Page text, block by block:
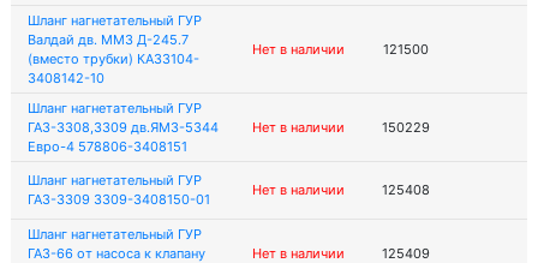
Шланг нагнетательный ГУР
Валдай дв. ММЗ Д-245.7
(вместо трубки) КА33104-
3408142-10
Нет в наличии 121500
Шланг нагнетательный ГУР
ГАЗ-3308,3309 дв.ЯМЗ-5344
Евро-4 578806-3408151
Нет в наличии 150229
Шланг нагнетательный ГУР
ГАЗ-3309 3309-3408150-01
Нет в наличии 125408
Шланг нагнетательный ГУР
ГАЗ-66 от насоса к клапану
Нет в наличии 125409